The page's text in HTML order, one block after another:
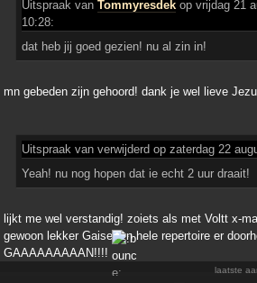
Uitspraak vanTommyresdek op vrijdag 21
10:28:
dat heb jij goed gezien! nu al zin in!
mn gebeden zijn gehoord! dank je wel lieve
Uitspraak van verwijderd op zaterdag 22
Yeah! nu nog hopen dat ie echt 2 uur draait!
lijkt me wel verstandig! zoiets als met Voltt x-
gewoon lekker Gaiser zn hele repertoire er
GAAAAAAAAAN!!!!
laatste